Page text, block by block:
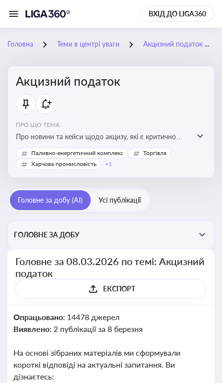
ВХІД ДО LIGA360
Головна Теми в центрі уваги Акцизний податок
Акцизний податок
ПРО ЩО ТЕМА:
Про новини та кейси щодо акцизу, які є критично
важливим для підприємств, які імпортують,
виробляють або реалізують підакцизну продукцію, з
Паливно-енергетичний комплекс
Торгівля
Харчова промисловість
+1
Головне за добу (AI) Усі публікації
ГОЛОВНЕ ЗА ДОБУ
Головне за 08.03.2026 по темі: Акцизний
податок
ЕКСПОРТ
Опрацьовано: 14478 джерел
Виявлено: 2 публікації за 8 березня
На основі зібраних матеріалів ми сформували
короткі відповіді на актуальні запитання. Ви
дізнаєтесь: